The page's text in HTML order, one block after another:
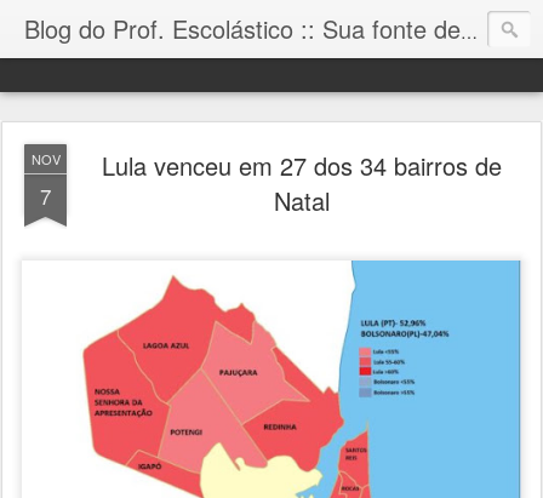
Blog do Prof. Escolástico :: Sua fonte de informação!
NOV
7
Lula venceu em 27 dos 34 bairros de
Natal